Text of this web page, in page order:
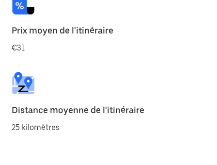
Prix moyen de l'itinéraire
€31
Distance moyenne de l'itinéraire
25 kilomètres